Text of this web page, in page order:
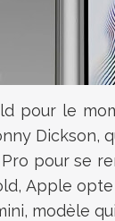
pour le
Dickson,
Pro pour se
Apple
modèle